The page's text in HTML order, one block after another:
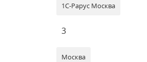
1С-Рарус Москва
3
Москва